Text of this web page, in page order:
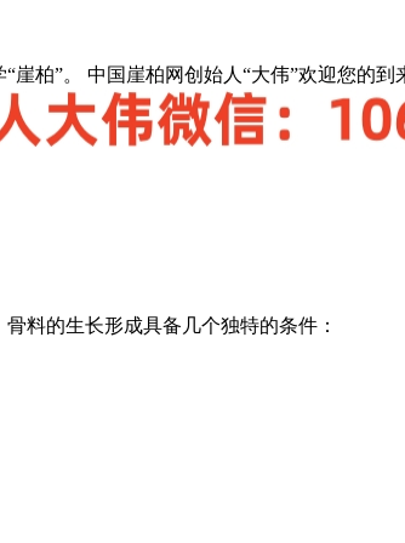
柏”。 中国崖柏网创始人“大伟”欢迎您的到
骨料的生长形成具备几个独特的条件：